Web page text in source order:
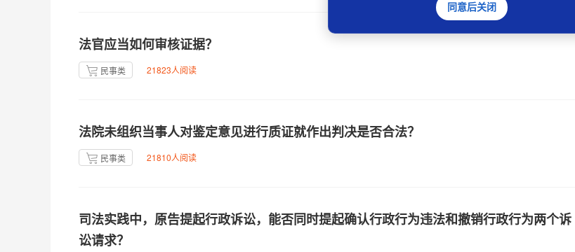
法官应当如何审核证据？
民事类 21823人阅读
法院未组织当事人对鉴定意见进行质证就作出判决是否合法？
民事类 21810人阅读
司法实践中，原告提起行政诉讼，能否同时提起确认行政行为违法和撤销行政行为两个诉
讼请求？
同意后关闭